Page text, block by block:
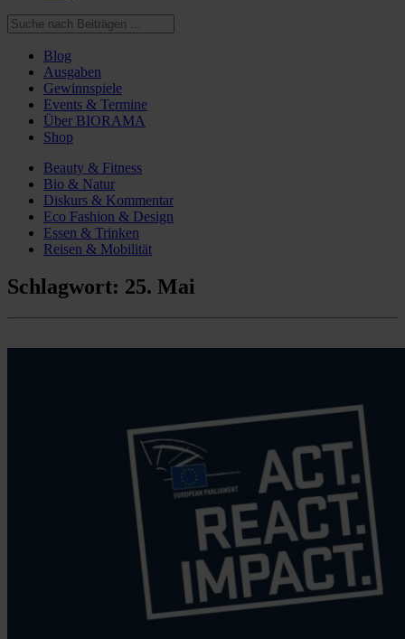
Blog
Ausgaben
Gewinnspiele
Events & Termine
Über BIORAMA
Shop
Beauty & Fitness
Bio & Natur
Diskurs & Kommentar
Eco Fashion & Design
Essen & Trinken
Reisen & Mobilität
Schlagwort: 25. Mai